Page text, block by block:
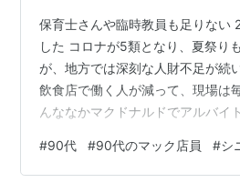
保育士さんや臨時教員も足りない
した コロナが5類となり、夏祭り
が、地方では深刻な人財不足が続
飲食店で働く人が減って、現場は
んななかマクドナルドでアルバイ
す。 スポンサーリンク 90代のマ
つになっても働ける体力作り ま
#90代 #90代のマック店員 #シ